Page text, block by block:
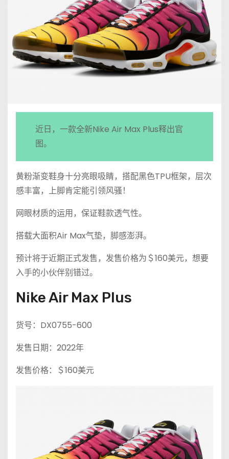
近日，一款全新Nike Air Max Plus释出官
图。
黄粉渐变鞋身十分亮眼吸睛，搭配黑色TPU框架，层次
感丰富，上脚肯定能引领风骚！
网眼材质的运用，保证鞋款透气性。
搭载大面积Air Max气垫，脚感澎湃。
预计将于近期正式发售，发售价格为＄160美元，想要
入手的小伙伴别错过。
Nike Air Max Plus
货号：DX0755-600
发售日期：2022年
发售价格：＄160美元